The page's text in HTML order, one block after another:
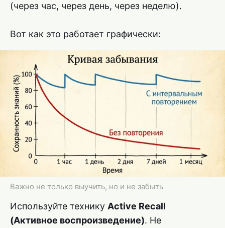
(через час, через день, через неделю).
Вот как это работает графически:
Важно не только выучить, но и не забыть
Используйте технику Active Recall
(Активное воспроизведение). Не